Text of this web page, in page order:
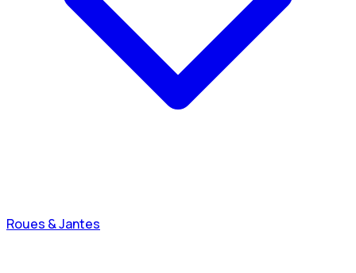
Roues & Jantes